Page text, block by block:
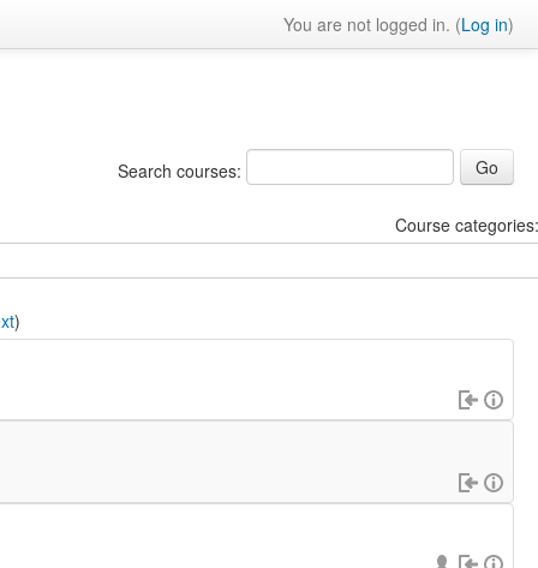
You are not logged in. (Log in)
Search courses:
Course
)